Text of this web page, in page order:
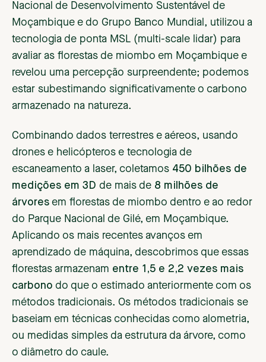
Nacional de Desenvolvimento Sustentável de
Moçambique e do Grupo Banco Mundial, utilizou a
tecnologia de ponta MSL (multi-scale lidar) para
avaliar as florestas de miombo em Moçambique e
revelou uma percepção surpreendente; podemos
estar subestimando significativamente o carbono
armazenado na natureza.
Combinando dados terrestres e aéreos, usando
drones e helicópteros e tecnologia de
escaneamento a laser, coletamos 450 bilhões de
medições em 3D de mais de 8 milhões de
árvores em florestas de miombo dentro e ao redor
do Parque Nacional de Gilé, em Moçambique.
Aplicando os mais recentes avanços em
aprendizado de máquina, descobrimos que essas
florestas armazenam entre 1,5 e 2,2 vezes mais
carbono do que o estimado anteriormente com os
métodos tradicionais. Os métodos tradicionais se
baseiam em técnicas conhecidas como alometria,
ou medidas simples da estrutura da árvore, como
o diâmetro do caule.